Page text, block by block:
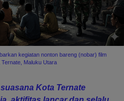
kegiatan nonton bareng (nobar) film
Maluku Utara
Kota Ternate